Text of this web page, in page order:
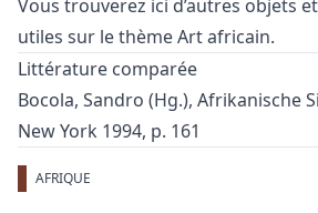
Vous trouverez ici d’autres objets
utiles sur le thèmeArt africain.
Littérature comparée
Bocola, Sandro (Hg.), Afrikanische
New York 1994, p. 161
AFRIQUE